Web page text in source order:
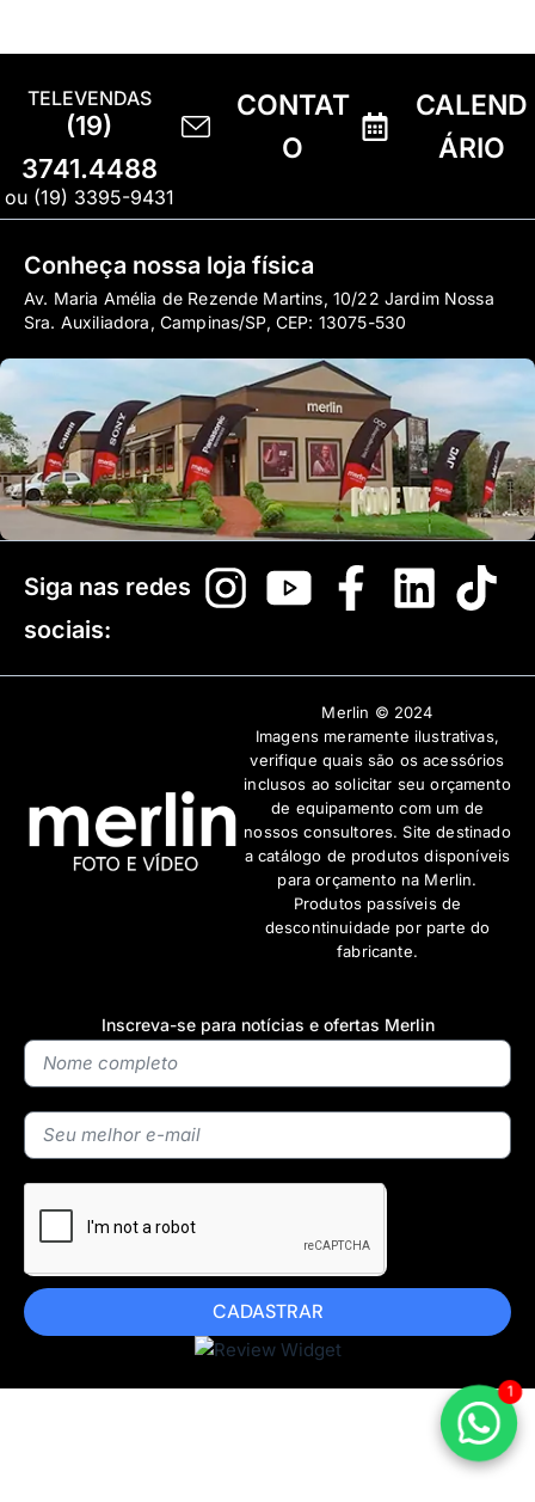
Inscreva-se para notícias e ofertas Merlin
CADASTRAR
TELEVENDAS
(19)
3741.4488
ou (19) 3395-9431
CONTAT
O
CALEND
ÁRIO
Conheça nossa loja física
Av. Maria Amélia de Rezende Martins, 10/22 Jardim Nossa
Sra. Auxiliadora, Campinas/SP, CEP: 13075-530
Siga nas redes
sociais:
Merlin © 2024
Imagens meramente ilustrativas,
verifique quais são os acessórios
inclusos ao solicitar seu orçamento
de equipamento com um de
nossos consultores. Site destinado
a catálogo de produtos disponíveis
para orçamento na Merlin.
Produtos passíveis de
descontinuidade por parte do
fabricante.
1